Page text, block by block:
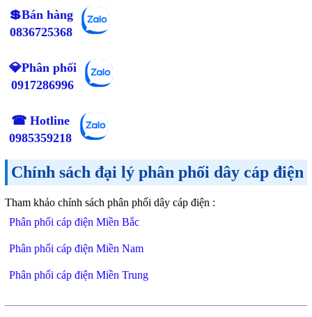
💲Bán hàng
0836725368
💎Phân phối
0917286996
☎ Hotline
0985359218
Chính sách đại lý phân phối dây cáp điện
Tham khảo chính sách phân phối dây cáp điện :
Phân phối cáp điện Miền Bắc
Phân phối cáp điện Miền Nam
Phân phối cáp điện Miền Trung